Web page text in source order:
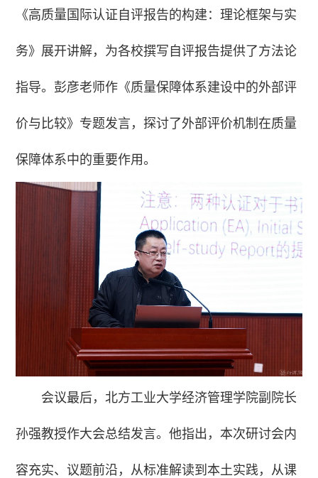
《高质量国际认证自评报告的构建：理论框架与实
务》展开讲解，为各校撰写自评报告提供了方法论
指导。彭彦老师作《质量保障体系建设中的外部评
价与比较》专题发言，探讨了外部评价机制在质量
保障体系中的重要作用。
会议最后，北方工业大学经济管理学院副院长
孙强教授作大会总结发言。他指出，本次研讨会内
容充实、议题前沿，从标准解读到本土实践，从课